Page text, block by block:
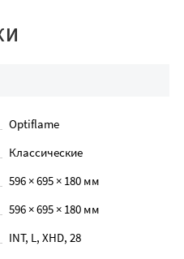
Optiflame
Классические
596 × 695 × 180 мм
596 × 695 × 180 мм
INT, L, XHD, 28